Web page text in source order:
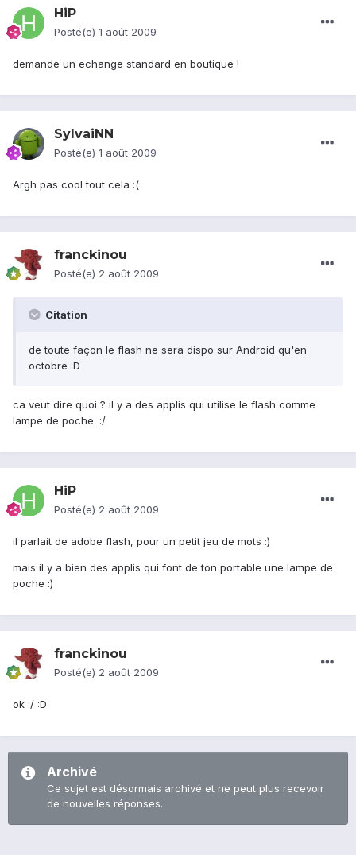
HiP
Posté(e) 1 août 2009
demande un echange standard en boutique !
SylvaiNN
Posté(e) 1 août 2009
Argh pas cool tout cela :(
franckinou
Posté(e) 2 août 2009
Citation
de toute façon le flash ne sera dispo sur Android qu'en
octobre :D
ca veut dire quoi ? il y a des applis qui utilise le flash comme
lampe de poche. :/
HiP
Posté(e) 2 août 2009
il parlait de adobe flash, pour un petit jeu de mots :)
mais il y a bien des applis qui font de ton portable une lampe de
poche :)
franckinou
Posté(e) 2 août 2009
ok :/ :D
Archivé
Ce sujet est désormais archivé et ne peut plus recevoir
de nouvelles réponses.